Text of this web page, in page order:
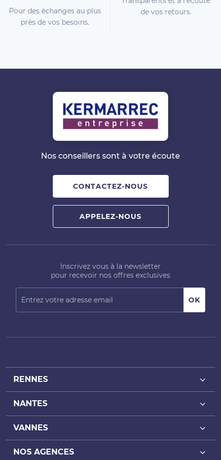
Pour des échanges au plus
près de vos besoins.
de vos retours.
Nos conseillers sont à votre écoute
CONTACTEZ-NOUS
APPELEZ-NOUS
Inscrivez vous à la newsletter
pour recevoir nos offres exclusives
RENNES
Achat bureaux Rennes
Location bureaux Rennes
Achat local commercial Rennes
NANTES
Achat bureaux Nantes
Location bureaux Nantes
VANNES
Achat bureaux Vannes
NOS AGENCES